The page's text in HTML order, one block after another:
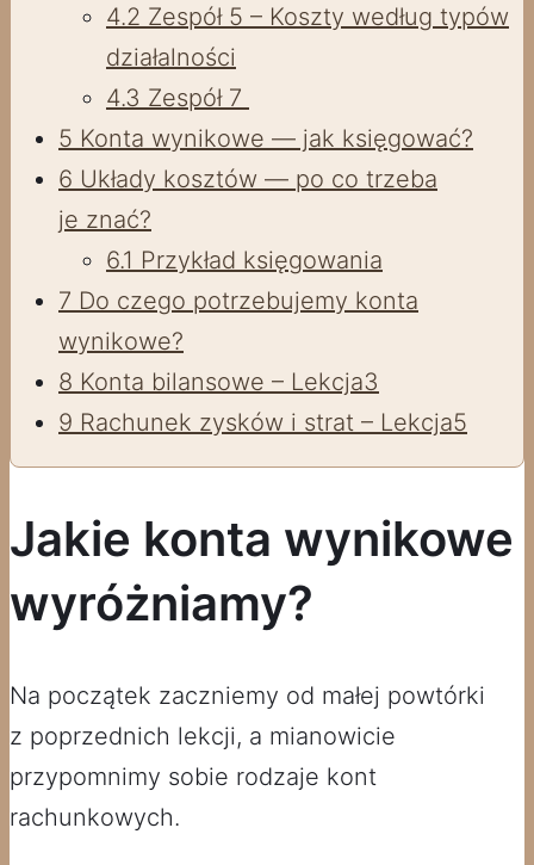
4.2 Zespół 5 – Koszty według typów
działalności
4.3 Zespół 7
5 Konta wynikowe — jak księgować?
6 Układy kosztów — po co trzeba
je znać?
6.1 Przykład księgowania
7 Do czego potrzebujemy konta
wynikowe?
8 Konta bilansowe – Lekcja3
9 Rachunek zysków i strat – Lekcja5
Jakie konta wynikowe
wyróżniamy?
Na początek zaczniemy od małej powtórki
z poprzednich lekcji, a mianowicie
przypomnimy sobie rodzaje kont
rachunkowych.